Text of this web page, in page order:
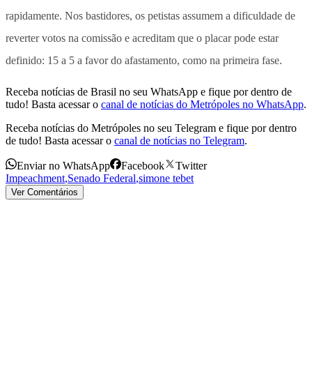
rapidamente. Nos bastidores, os petistas assumem a dificuldade de
reverter votos na comissão e acreditam que o placar pode estar
definido: 15 a 5 a favor do afastamento, como na primeira fase.
Receba notícias de Brasil no seu WhatsApp e fique por dentro de
tudo! Basta acessar o canal de notícias do Metrópoles no WhatsApp.
Receba notícias do Metrópoles no seu Telegram e fique por dentro
de tudo! Basta acessar o canal de notícias no Telegram.
Enviar no WhatsApp Facebook
Twitter
Impeachment,Senado Federal,simone tebet
Ver Comentários